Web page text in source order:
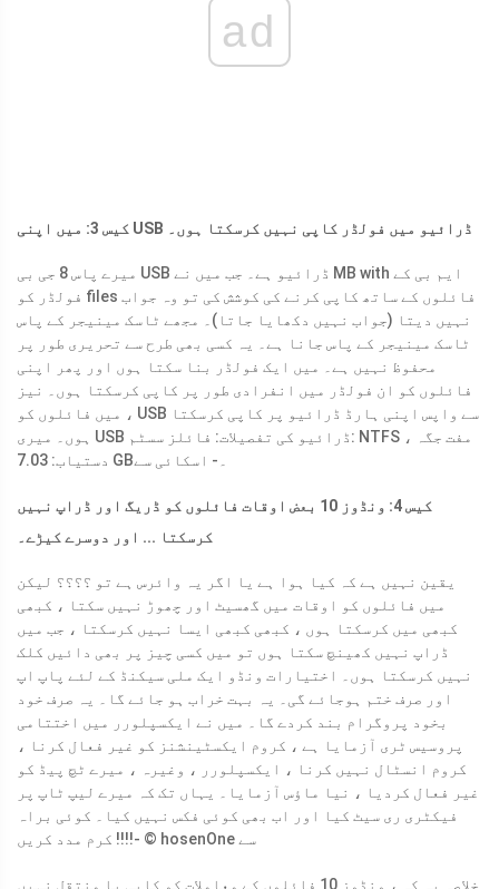
ad
کیس 3: میں اپنی USB ڈرائیو میں فولڈر کاپی نہیں کرسکتا ہوں۔
میرے پاس 8 جی بی USB ڈرائیو ہے۔ جب میں نے MB with ایم بی کے
فولڈر کو files فائلوں کے ساتھ کاپی کرنے کی کوشش کی تو وہ جواب
نہیں دیتا (جواب نہیں دکھایا جاتا)۔ مجھے ٹاسک مینیجر کے پاس
ٹاسک مینیجر کے پاس جانا ہے۔ یہ کسی بھی طرح سے تحریری طور پر
محفوظ نہیں ہے۔ میں ایک فولڈر بنا سکتا ہوں اور پھر اپنی
فائلوں کو ان فولڈر میں انفرادی طور پر کاپی کرسکتا ہوں۔ نیز
، میں فائلوں کو USB سے واپس اپنی ہارڈ ڈرائیو پر کاپی کرسکتا
ہوں۔ میری USB ڈرائیو کی تفصیلات: فائلز سسٹم: NTFS ، مفت جگہ
- اسکائی سے
کیس 4: ونڈوز 10 بعض اوقات فائلوں کو ڈریگ اور ڈراپ نہیں
کرسکتا ... اور دوسرے کیڑے۔
یقین نہیں ہے کہ کیا ہوا ہے یا اگر یہ وائرس ہے تو ؟؟؟؟ لیکن
میں فائلوں کو اوقات میں گھسیٹ اور چھوڑ نہیں سکتا ، کبھی
کبھی میں کرسکتا ہوں ، کبھی کبھی ایسا نہیں کرسکتا ، جب میں
ڈراپ نہیں کھینچ سکتا ہوں تو میں کسی چیز پر بھی دائیں کلک
نہیں کرسکتا ہوں۔ اختیارات ونڈو ایک ملی سیکنڈ کے لئے پاپ اپ
اور صرف ختم ہوجائے گی۔ یہ بہت خراب ہو جائے گا۔ یہ صرف خود
بخود پروگرام بند کردے گا۔ میں نے ایکسپلورر میں اختتامی
پروسیس ٹری آزمایا ہے ، کروم ایکسٹینشنز کو غیر فعال کرنا ،
کروم انسٹال نہیں کرنا ، ایکسپلورر ، وغیرہ ، میرے ٹچ پیڈ کو
غیر فعال کردیا ، نیا ماؤس آزمایا۔ یہاں تک کہ میرے لیپ ٹاپ پر
فیکٹری ری سیٹ کیا اور اب بھی کوئی فکس نہیں کیا۔ کوئی براہ
کرم مدد کریں !!!!
- © hosenOne سے
خلاصہ یہ کہ ، ونڈوز 10 فائلوں کے معاملات کو کاپی یا منتقل نہیں